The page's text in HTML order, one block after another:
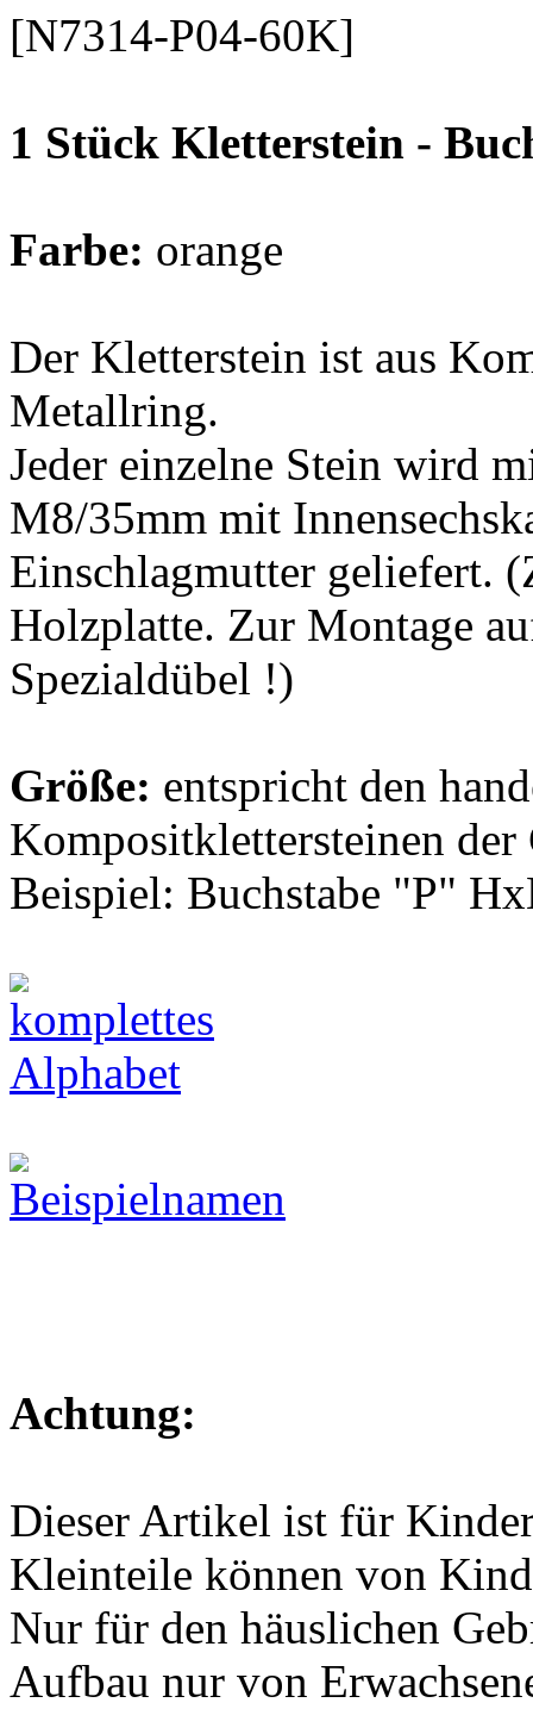
[N7314-P04-60K]
1 Stück Kletterstein -
Farbe: orange
Der Kletterstein ist aus
Metallring.
Jeder einzelne Stein wird
M8/35mm mit
Einschlagmutter geliefert.
Holzplatte. Zur Montage
Spezialdübel !)
Größe: entspricht den
Kompositklettersteinen der
Beispiel: Buchstabe "P"
Achtung:
Dieser Artikel ist für
Kleinteile können von
Nur für den häuslichen
Aufbau nur von